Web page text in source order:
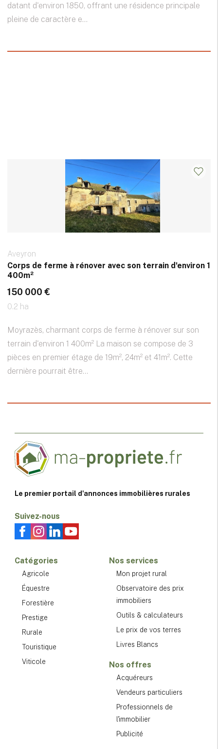
datant d'environ 1850, offrant une résidence principale
pleine de caractère e...
Aveyron
Corps de ferme à rénover avec son terrain d'environ 1
400m²
150 000 €
0.2 ha
Moyrazès, charmant corps de ferme à rénover sur son
terrain d'environ 1 400m² La maison se compose de 3
pièces en premier étage de 19m², 24m² et 41m². Cette
dernière pourrait être...
Le premier portail d'annonces immobilières rurales
Suivez-nous
Catégories
Agricole
Équestre
Forestière
Prestige
Rurale
Touristique
Viticole
Nos services
Mon projet rural
Observatoire des prix
immobiliers
Outils & calculateurs
Le prix de vos terres
Livres Blancs
Nos offres
Acquéreurs
Vendeurs particuliers
Professionnels de
l'immobilier
Publicité